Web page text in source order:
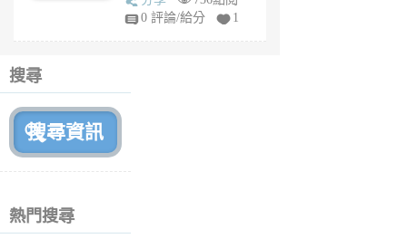
fy
0 評論/給分
1
搜尋
熱門搜尋